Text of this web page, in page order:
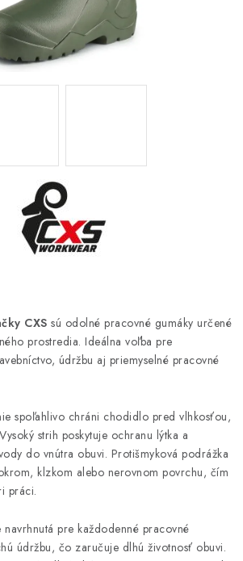
POMÔCKY
INFORMÁCIE PRE ZÁKAZNÍKOV
CXS sú odolné pracovné gumáky určené
prostredia. Ideálna voľba pre
údržbu aj priemyselné pracovné
spoľahlivo chráni chodidlo pred vlhkosťou,
strih poskytuje ochranu lýtka a
do vnútra obuvi. Protišmyková podrážka
klzkom alebo nerovnom povrchu, čím
práci.
pre každodenné pracovné
údržbu, čo zaručuje dlhú životnosť obuvi.